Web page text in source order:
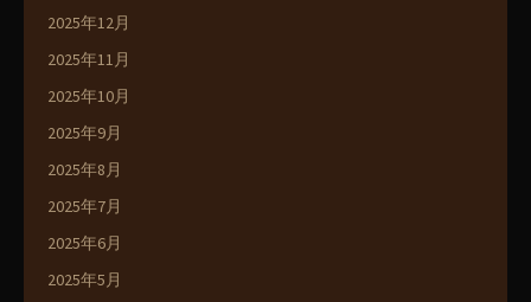
2025年12月
2025年11月
2025年10月
2025年9月
2025年8月
2025年7月
2025年6月
2025年5月